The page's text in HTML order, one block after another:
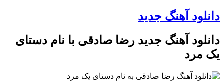
دانلود آهنگ جدید
دانلود آهنگ جدید رضا صادقی با نام دستای
یک مرد